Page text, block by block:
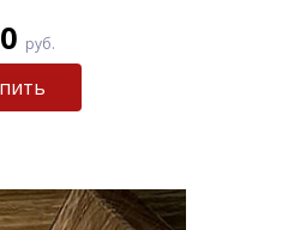
руб.